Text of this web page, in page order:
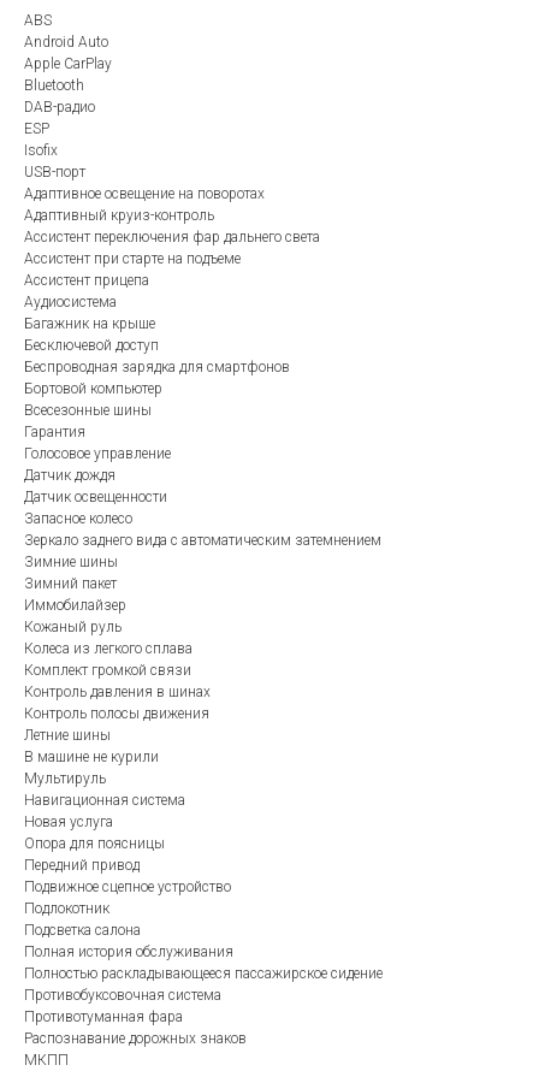
ABS
Android Auto
Apple CarPlay
Bluetooth
DAB-радио
ESP
Isofix
USB-порт
Адаптивное освещение на поворотах
Адаптивный круиз-контроль
Ассистент переключения фар дальнего света
Ассистент при старте на подъеме
Ассистент прицепа
Аудиосистема
Багажник на крыше
Бесключевой доступ
Беспроводная зарядка для смартфонов
Бортовой компьютер
Всесезонные шины
Гарантия
Голосовое управление
Датчик дождя
Датчик освещенности
Запасное колесо
Зеркало заднего вида с автоматическим затемнением
Зимние шины
Зимний пакет
Иммобилайзер
Кожаный руль
Колеса из легкого сплава
Комплект громкой связи
Контроль давления в шинах
Контроль полосы движения
Летние шины
В машине не курили
Мультируль
Навигационная система
Новая услуга
Опора для поясницы
Передний привод
Подвижное сцепное устройство
Подлокотник
Подсветка салона
Полная история обслуживания
Полностью раскладывающееся пассажирское сидение
Противобуксовочная система
Противотуманная фара
Распознавание дорожных знаков
МКПП